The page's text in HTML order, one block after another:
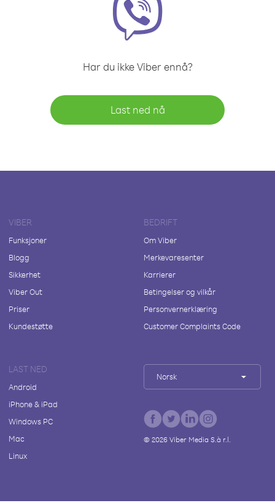
Har du ikke Viber ennå?
Last ned nå
VIBER
Funksjoner
Blogg
Sikkerhet
Viber Out
Priser
Kundestøtte
BEDRIFT
Om Viber
Merkevaresenter
Karrierer
Betingelser og vilkår
Personvernerklæring
Customer Complaints Code
LAST NED
Android
iPhone & iPad
Windows PC
Mac
Linux
Norsk
© 2026Viber Media S.à r.l.